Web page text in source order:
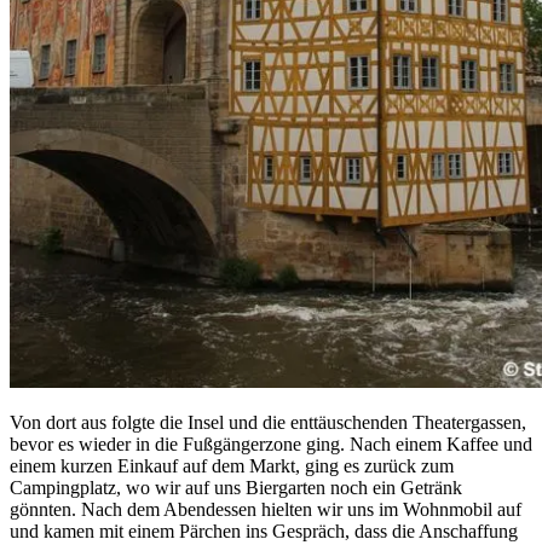
Von dort aus folgte die Insel und die enttäuschenden Theatergassen,
bevor es wieder in die Fußgängerzone ging. Nach einem Kaffee und
einem kurzen Einkauf auf dem Markt, ging es zurück zum
Campingplatz, wo wir auf uns Biergarten noch ein Getränk
gönnten. Nach dem Abendessen hielten wir uns im Wohnmobil auf
und kamen mit einem Pärchen ins Gespräch, dass die Anschaffung